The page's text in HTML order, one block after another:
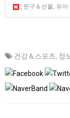
미디어, 문구＆선물, 유
2026 폴란드 바
건강＆스포츠, 정